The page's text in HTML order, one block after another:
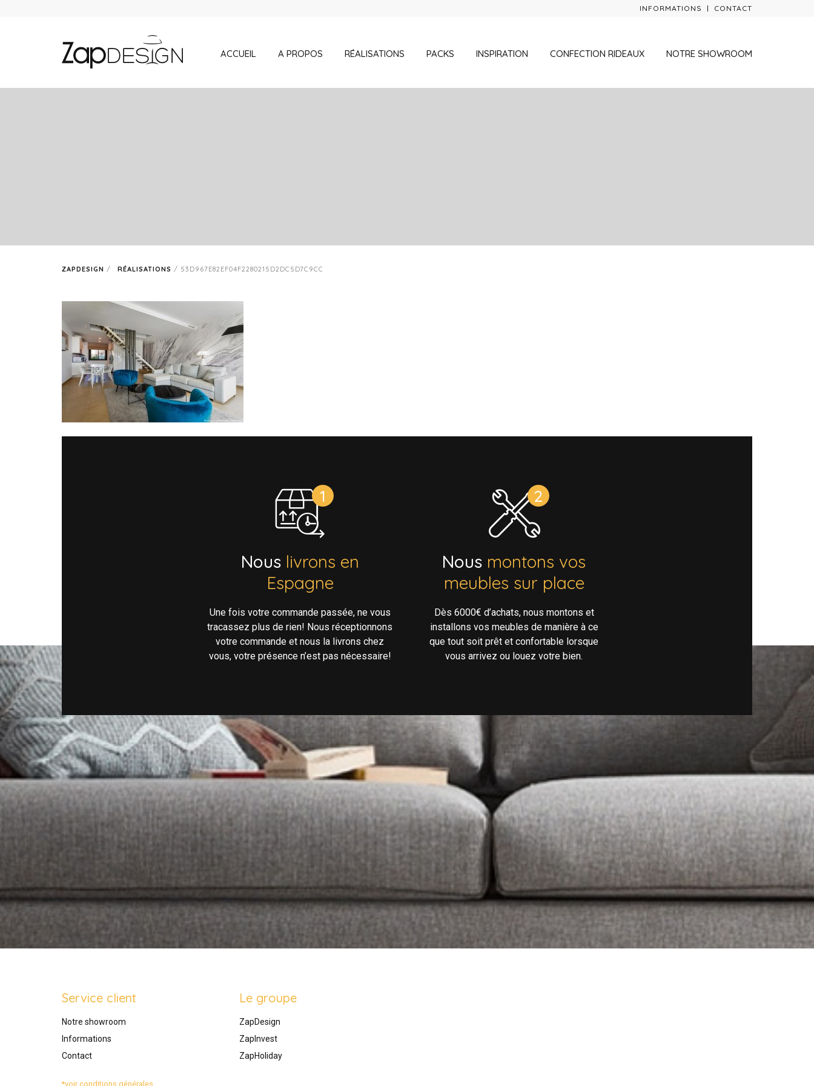
INFORMATIONS CONTACT
ACCUEIL A PROPOS RÉALISATIONS PACKS INSPIRATION CONFECTION RIDEAUX NOTRE SHOWROOM
ZAPDESIGN / RÉALISATIONS / 53D967E82EF04F2280215D2DC5D7C9CC
Nous livrons en
Espagne
Une fois votre commande passée, ne vous
tracassez plus de rien! Nous réceptionnons
votre commande et nous la livrons chez
vous, votre présence n’est pas nécessaire!
Nous montons vos
meubles sur place
Dès 6000€ d’achats, nous montons et
installons vos meubles de manière à ce
que tout soit prêt et confortable lorsque
vous arrivez ou louez votre bien.
Service client
Notre showroom
Informations
Contact
Le groupe
ZapDesign
ZapInvest
ZapHoliday
*voir conditions générales